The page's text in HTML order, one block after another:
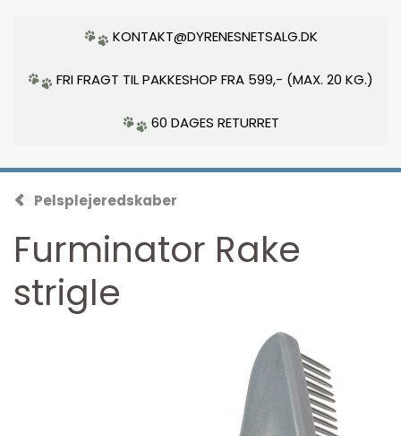
KONTAKT@DYRENESNETSALG.DK
FRI FRAGT TIL PAKKESHOP FRA 599,- (MAX. 20 KG.)
60 DAGES RETURRET
Pelsplejeredskaber
Furminator Rake
strigle